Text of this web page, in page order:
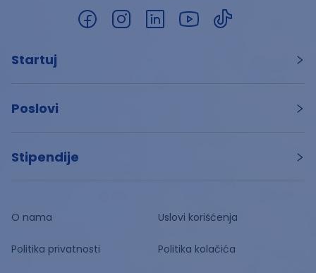
Startuj
Poslovi
Stipendije
O nama Uslovi korišćenja
Politika privatnosti Politika kolačića